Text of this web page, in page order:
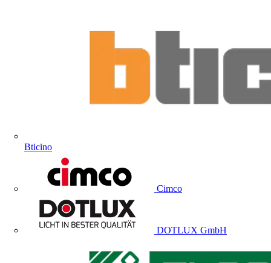
Bticino
Cimco
DOTLUX GmbH